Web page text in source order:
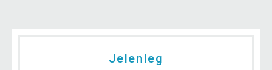
Jelenleg